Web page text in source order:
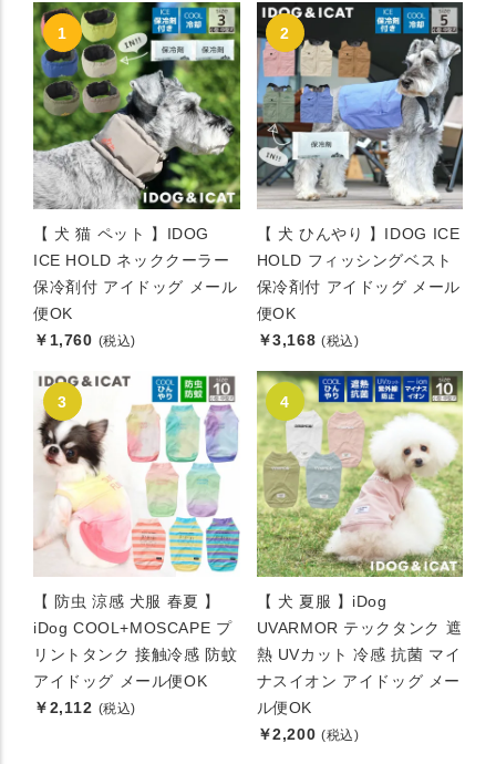
【 犬 猫 ペット 】IDOG
ICE HOLD ネッククーラー
保冷剤付 アイドッグ メール
便OK
￥1,760 (税込)
【 犬 ひんやり 】IDOG ICE
HOLD フィッシングベスト
保冷剤付 アイドッグ メール
便OK
￥3,168 (税込)
【 防虫 涼感 犬服 春夏 】
iDog COOL+MOSCAPE プ
リントタンク 接触冷感 防蚊
アイドッグ メール便OK
￥2,112 (税込)
【 犬 夏服 】iDog
UVARMOR テックタンク 遮
熱 UVカット 冷感 抗菌 マイ
ナスイオン アイドッグ メー
ル便OK
￥2,200 (税込)